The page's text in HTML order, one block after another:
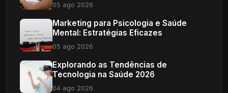
05 ago 2026
Marketing para Psicologia e Saúde
Mental: Estratégias Eficazes
05 ago 2026
Explorando as Tendências de
Tecnologia na Saúde 2026
04 ago 2026